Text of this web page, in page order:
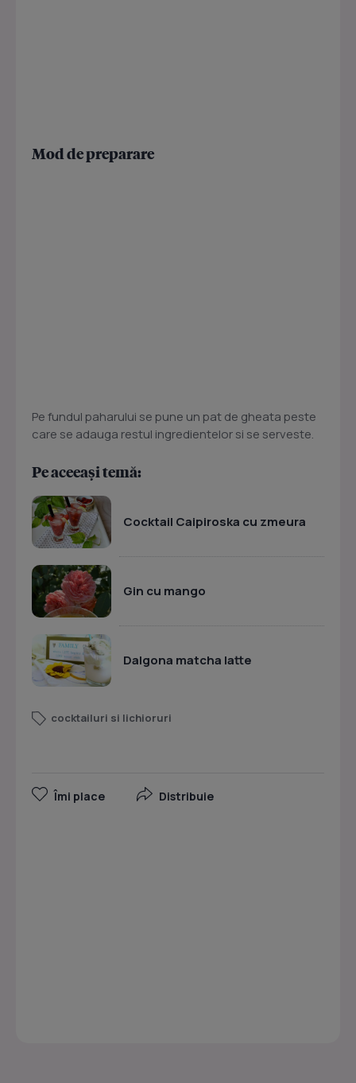
Mod de preparare
Pe fundul paharului se pune un pat de gheata peste
care se adauga restul ingredientelor si se serveste.
Pe aceeași temă:
Cocktail Caipiroska cu zmeura
Gin cu mango
Dalgona matcha latte
cocktailuri si lichioruri
Îmi place Distribuie